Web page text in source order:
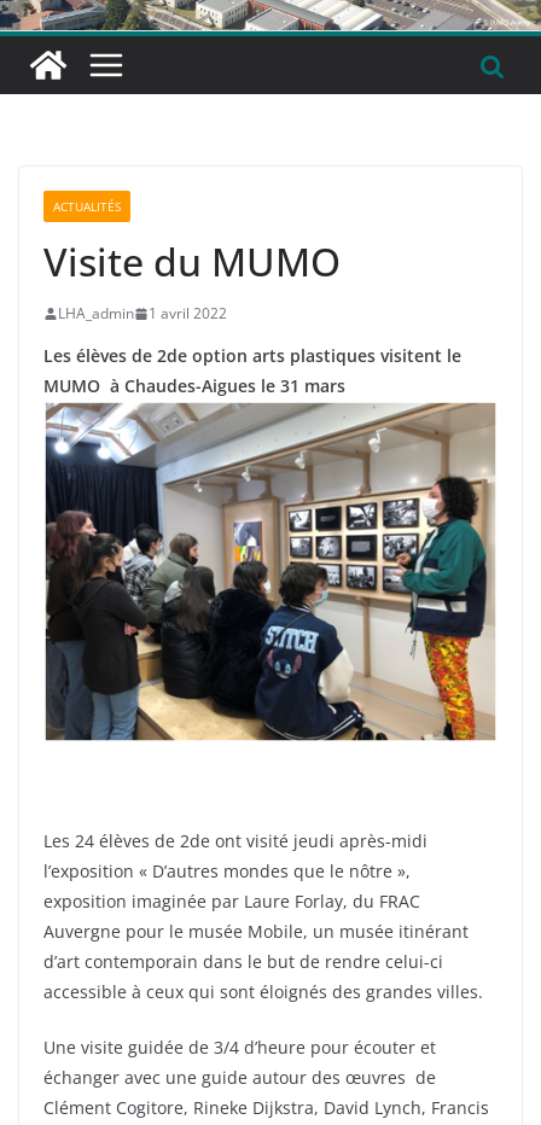
ACTUALITÉS
Visite du MUMO
LHA_admin 1 avril 2022
Les élèves de 2de option arts plastiques visitent le
MUMO à Chaudes-Aigues le 31 mars
Les 24 élèves de 2de ont visité jeudi après-midi
l’exposition « D’autres mondes que le nôtre »,
exposition imaginée par Laure Forlay, du FRAC
Auvergne pour le musée Mobile, un musée itinérant
d’art contemporain dans le but de rendre celui-ci
accessible à ceux qui sont éloignés des grandes villes.
Une visite guidée de 3/4 d’heure pour écouter et
échanger avec une guide autour des œuvres de
Clément Cogitore, Rineke Dijkstra, David Lynch, Francis